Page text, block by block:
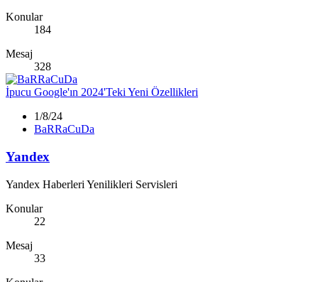
Konular
184
Mesaj
328
İpucu Google'ın 2024'Teki Yeni Özellikleri
1/8/24
BaRRaCuDa
Yandex
Yandex Haberleri Yenilikleri Servisleri
Konular
22
Mesaj
33